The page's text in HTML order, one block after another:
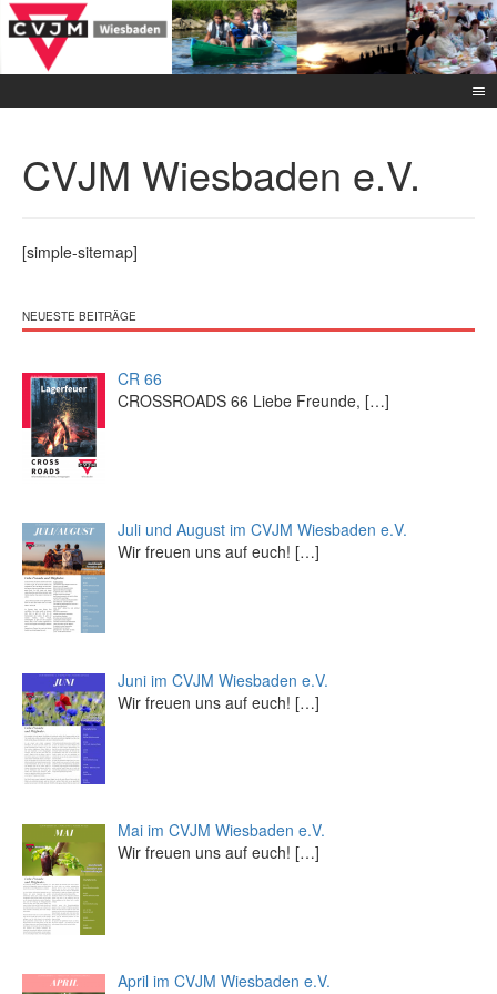
CVJM Wiesbaden e.V.
[simple-sitemap]
NEUESTE BEITRÄGE
CR 66
CROSSROADS 66 Liebe Freunde, […]
Juli und August im CVJM Wiesbaden e.V.
Wir freuen uns auf euch! […]
Juni im CVJM Wiesbaden e.V.
Wir freuen uns auf euch! […]
Mai im CVJM Wiesbaden e.V.
Wir freuen uns auf euch! […]
April im CVJM Wiesbaden e.V.